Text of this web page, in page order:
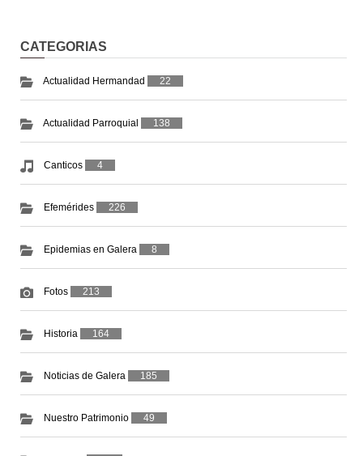
CATEGORIAS
Actualidad Hermandad 22
Actualidad Parroquial 138
Canticos 4
Efemérides 226
Epidemias en Galera 8
Fotos 213
Historia 164
Noticias de Galera 185
Nuestro Patrimonio 49